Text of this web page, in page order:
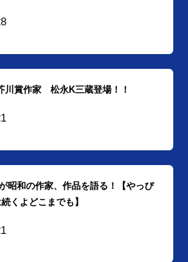
賞作家 松永K三蔵登場！！
昭和の作家、作品を語る！【やっぴ
くよどこまでも】